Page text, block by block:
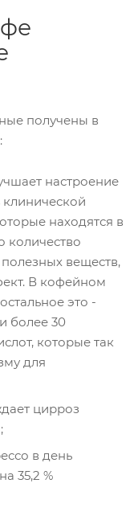
получены в
настроение
клинической
находятся в
количество
веществ,
В кофейном
это -
более 30
которые так
для
цирроз
в день
35,2 %